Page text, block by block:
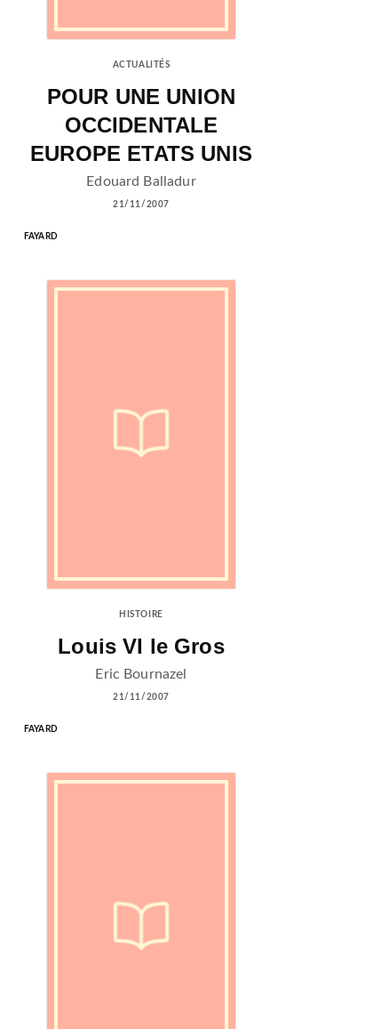
ACTUALITÉS
POUR UNE UNION
OCCIDENTALE
EUROPE ETATS UNIS
Edouard Balladur
21/11/2007
FAYARD
HISTOIRE
Louis VI le Gros
Eric Bournazel
21/11/2007
FAYARD